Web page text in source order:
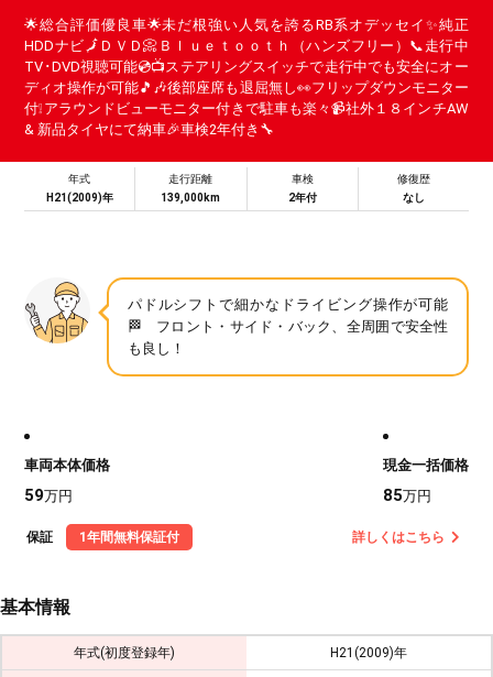
🌟総合評価優良車🌟未だ根強い人気を誇るRB系オデッセイ✨純正
HDDナビ🗾ＤＶＤ📀Ｂｌｕｅｔｏｏｔｈ（ハンズフリー）📞走行中
TV･DVD視聴可能💿📺ステアリングスイッチで走行中でも安全にオー
ディオ操作が可能🎵🎶後部座席も退屈無し👀フリップダウンモニター
付❕アラウンドビューモニター付きで駐車も楽々📹社外１８インチAW
& 新品タイヤにて納車🎉車検2年付き🔧
年式
H21(2009)年
走行距離
139,000km
車検
2年付
修復歴
なし
パドルシフトで細かなドライビング操作が可能
🏁 フロント・サイド・バック、全周囲で安全性
も良し！
車両本体価格
59万円
現金一括価格
85万円
保証 1年間無料保証付 詳しくはこちら
基本情報
年式(初度登録年) H21(2009)年